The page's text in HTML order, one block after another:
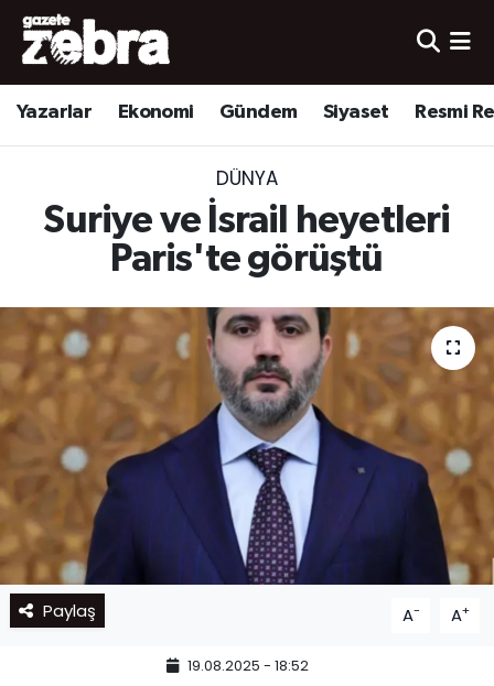
Yazarlar Ekonomi Gündem Siyaset Resmi
DÜNYA
Suriye ve İsrail heyetleri
Paris'te görüştü
Paylaş A- A+
19.08.2025 - 18:52
Yazarlar
Ekonomi
Spor
Nöbetçi Eczaneler
Hava Durumu
Süper Lig Puan Durumu ve Fikstür
Tüm Manşetler
Son Dakika Haberleri
Haber Arşivi